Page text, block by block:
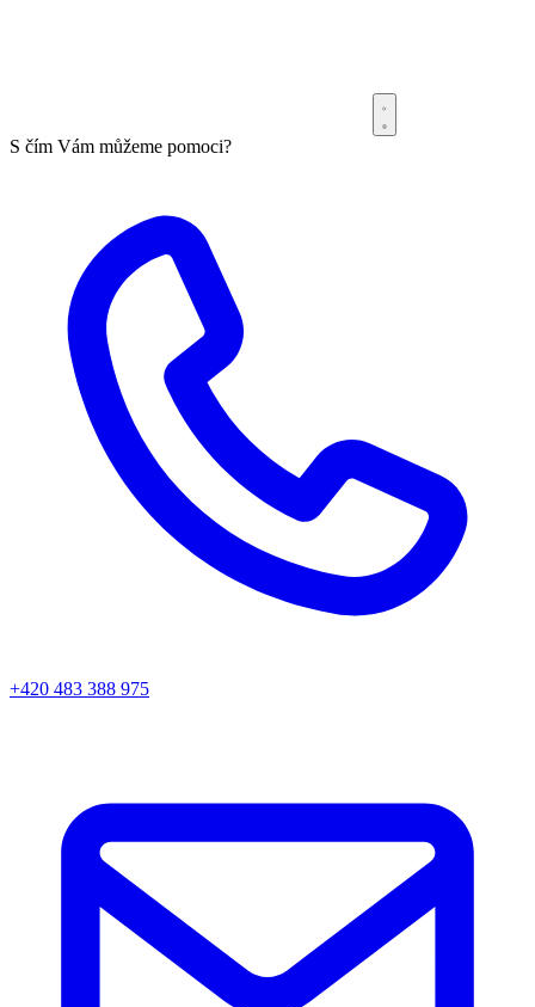
S čím Vám můžeme pomoci?
+420 483 388 975